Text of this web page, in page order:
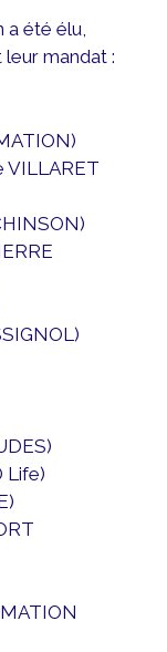
a été élu,
mandat :
VILLARET
Life)